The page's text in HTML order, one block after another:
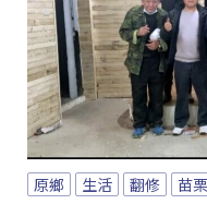
原鄉 生活 翻修 苗